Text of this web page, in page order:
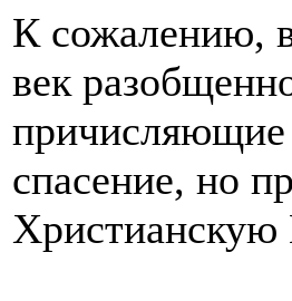
К сожалению,
век
причисляющие
спасение, но
Христианскую